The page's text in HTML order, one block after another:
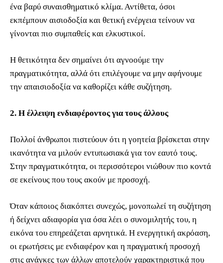
ένα βαρύ συναισθηματικό κλίμα. Αντίθετα, όσοι
εκπέμπουν αισιοδοξία και θετική ενέργεια τείνουν να
γίνονται πιο συμπαθείς και ελκυστικοί.
Η θετικότητα δεν σημαίνει ότι αγνοούμε την
πραγματικότητα, αλλά ότι επιλέγουμε να μην αφήνουμε
την απαισιοδοξία να καθορίζει κάθε συζήτηση.
2. Η έλλειψη ενδιαφέροντος για τους άλλους
Πολλοί άνθρωποι πιστεύουν ότι η γοητεία βρίσκεται στην
ικανότητα να μιλούν εντυπωσιακά για τον εαυτό τους.
Στην πραγματικότητα, οι περισσότεροι νιώθουν πιο κοντά
σε εκείνους που τους ακούν με προσοχή.
Όταν κάποιος διακόπτει συνεχώς, μονοπωλεί τη συζήτηση
ή δείχνει αδιαφορία για όσα λέει ο συνομιλητής του, η
εικόνα του επηρεάζεται αρνητικά. Η ενεργητική ακρόαση,
οι ερωτήσεις με ενδιαφέρον και η πραγματική προσοχή
στις ανάγκες των άλλων αποτελούν χαρακτηριστικά που